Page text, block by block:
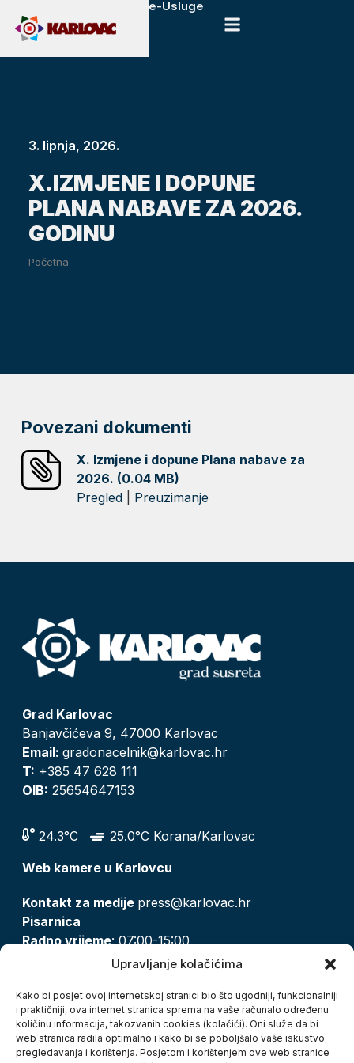
Upravljanje kolačićima
Kako bi posjet ovoj internetskoj stranici bio što ugodniji, funkcionalniji
i praktičniji, ova internet stranica sprema na vaše računalo određenu
količinu informacija, takozvanih cookies (kolačići). Oni služe da bi
web stranica radila optimalno i kako bi se poboljšalo vaše iskustvo
pregledavanja i korištenja. Posjetom i korištenjem ove web stranice
e-Usluge
3. lipnja, 2026.
X.IZMJENE I DOPUNE
PLANA NABAVE ZA 2026.
GODINU
Početna
Povezani dokumenti
X. Izmjene i dopune Plana nabave za
2026. (0.04 MB)
Pregled
Preuzimanje
Grad Karlovac
Banjavčićeva 9, 47000 Karlovac
Email: gradonacelnik@karlovac.hr
T: +385 47 628 111
OIB: 25654647153
24.3°C
25.0°C Korana/Karlovac
Web kamere u Karlovcu
Kontakt za medije press@karlovac.hr
Pisarnica
Radno vrijeme: 07:00-15:00
pisarnica@karlovac.hr
Zaštita osobnih podataka
Pristup informacijama